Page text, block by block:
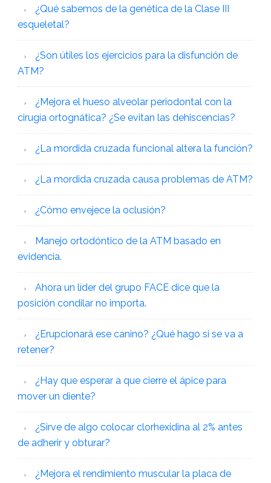
¿Qué sabemos de la genética de la Clase III
esqueletal?
¿Son útiles los ejercicios para la disfunción de
ATM?
¿Mejora el hueso alveolar periodontal con la
cirugía ortognática? ¿Se evitan las dehiscencias?
¿La mordida cruzada funcional altera la función?
¿La mordida cruzada causa problemas de ATM?
¿Cómo envejece la oclusión?
Manejo ortodóntico de la ATM basado en
evidencia.
Ahora un líder del grupo FACE dice que la
posición condilar no importa.
¿Erupcionará ese canino? ¿Qué hago si se va a
retener?
¿Hay que esperar a que cierre el ápice para
mover un diente?
¿Sirve de algo colocar clorhexidina al 2% antes
de adherir y obturar?
¿Mejora el rendimiento muscular la placa de